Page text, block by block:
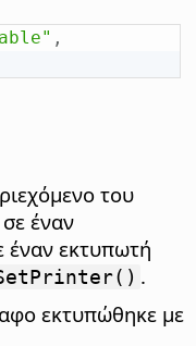
,
του
έναν
έναν εκτυπωτή
.
εκτυπώθηκε με